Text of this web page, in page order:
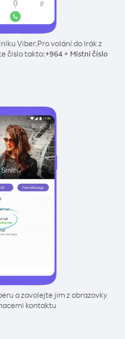
Viber.Pro volání do Irák z
číslo takto:+964+ Místní číslo
a zavolejte jim z obrazovky
kontaktu